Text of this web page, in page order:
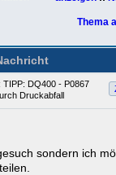
Thema
TIPP: DQ400 - P0867
Druckabfall
sondern ich